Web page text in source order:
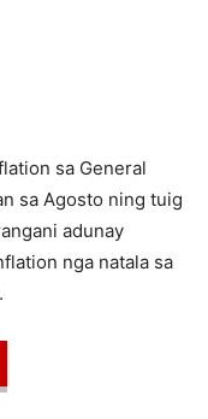
sa General
sa Agosto ning tuig
adunay
nga natala sa